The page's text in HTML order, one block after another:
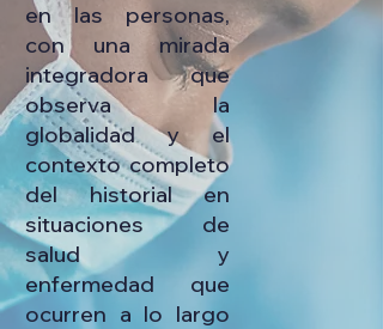
en las personas,
con una mirada
integradora que
observa la
globalidad y el
contexto completo
del historial en
situaciones de
salud y
enfermedad que
ocurren a lo largo